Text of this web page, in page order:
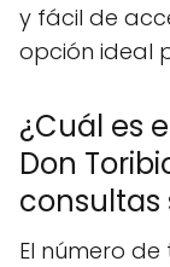
y fácil de
opción ideal
¿Cuál es
Don
consultas
El número de